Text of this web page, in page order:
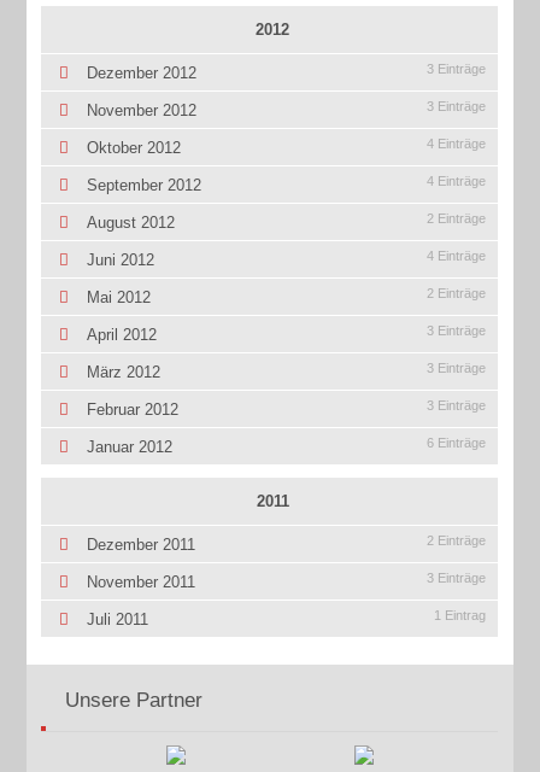
2012
Dezember 2012 3 Einträge
November 2012 3 Einträge
Oktober 2012 4 Einträge
September 2012 4 Einträge
August 2012 2 Einträge
Juni 2012 4 Einträge
Mai 2012 2 Einträge
April 2012 3 Einträge
März 2012 3 Einträge
Februar 2012 3 Einträge
Januar 2012 6 Einträge
2011
Dezember 2011 2 Einträge
November 2011 3 Einträge
Juli 2011 1 Eintrag
Unsere Partner